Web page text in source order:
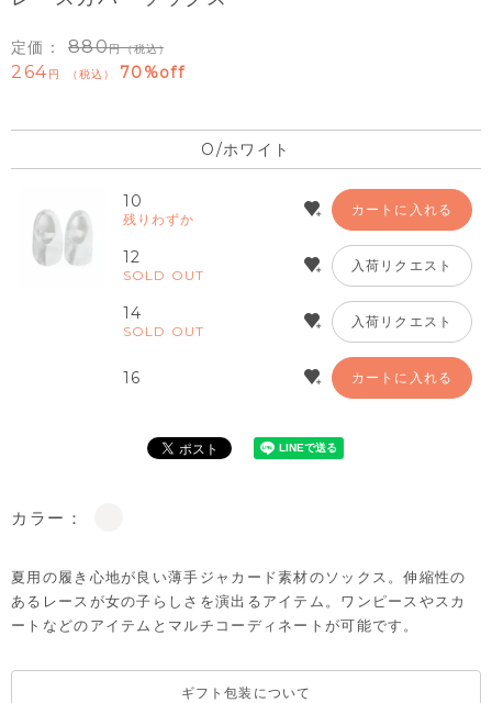
定価： 880 （税込）
264 税込 70%off
O/ホワイト
10
残りわずか
カートに入れる
12
SOLD OUT
入荷リクエスト
14
SOLD OUT
入荷リクエスト
16 カートに入れる
カラー：
夏用の履き心地が良い薄手ジャカード素材のソックス。伸縮性の
あるレースが女の子らしさを演出るアイテム。ワンピースやスカ
ートなどのアイテムとマルチコーディネートが可能です。
ギフト包装について